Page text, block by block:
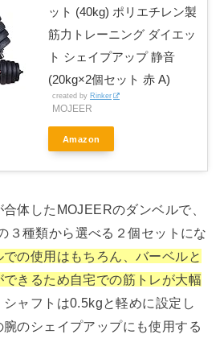
ット (40kg) ポリエチレン製
筋力トレーニング ダイエッ
ト シェイプアップ 静音
(20kg×2個セット 赤 A)
created by Rinker
MOJEER
Amazon
体したMOJEERのダンベルで、
３種類から選べる２個セットにな
での使用はもちろん、バーベルと
きるため自宅での筋トレが大幅
シャフトは0.5kgと軽めに設定し
のシェイプアップにも使用する